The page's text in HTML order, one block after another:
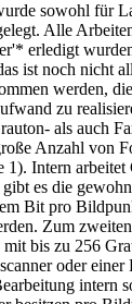
sowohl für
Alle
erledigt
ist noch nicht
werden,
zu
als auch
Anzahl von
1). Intern
es die
Bit pro
Zum
bis zu 256
oder einer
intern